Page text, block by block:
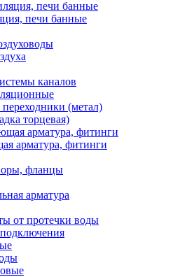
печи банные
каналов
(метал)
торцевая)
арматура, фитинги
фланцы
арматура
от протечки воды